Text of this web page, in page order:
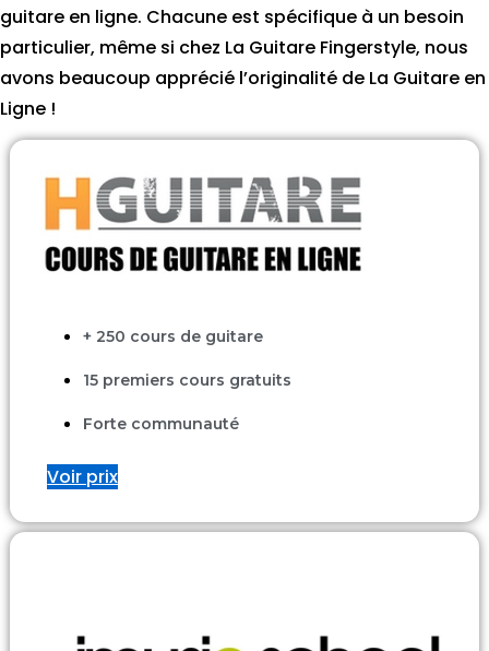
guitare en ligne. Chacune est spécifique à un besoin
particulier, même si chez La Guitare Fingerstyle, nous
avons beaucoup apprécié l’originalité de La Guitare en
Ligne !
+ 250 cours de guitare
15 premiers cours gratuits
Forte communauté
Voir prix